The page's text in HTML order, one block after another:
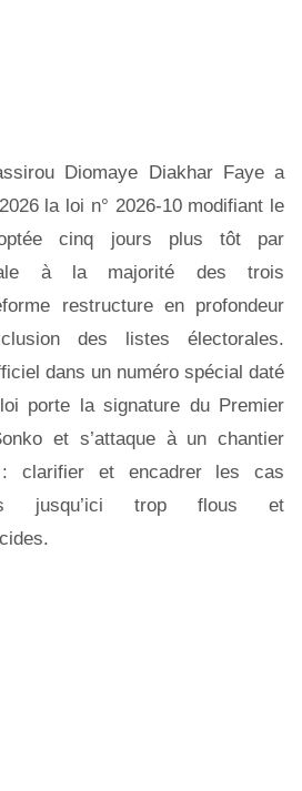
Diomaye Diakhar Faye a
la loi n° 2026-10 modifiant le
cinq jours plus tôt par
à la majorité des trois
restructure en profondeur
des listes électorales.
dans un numéro spécial daté
porte la signature du Premier
et s’attaque à un chantier
: clarifier et encadrer les cas
jusqu’ici trop flous et